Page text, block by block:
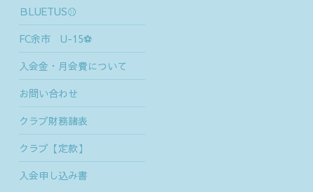
ＢLUETUS⚾
FC余市 U-15⚽
入会金・月会費について
お問い合わせ
クラブ財務諸表
クラブ【定款】
入会申し込み書